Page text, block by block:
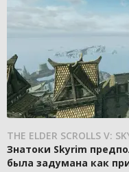
THE ELDER SCROLLS V:
Знатоки Skyrim
была задумана как